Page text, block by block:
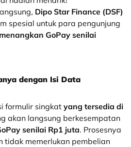
Dipo Star Finance (DSF)
spesial untuk para pengunjung
GoPay senilai
dengan Isi Data
formulir singkat yang tersedia di
akan langsung berkesempatan
senilai Rp1 juta. Prosesnya
tidak memerlukan pembelian